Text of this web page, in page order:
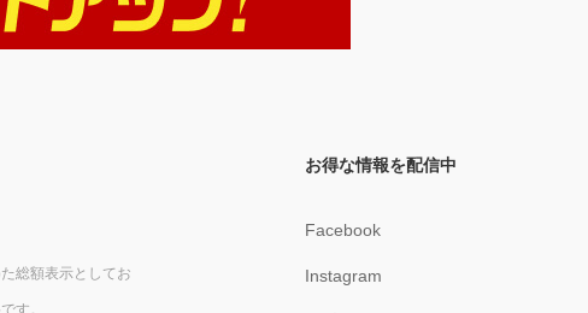
総額表示としてお
す。
お得な情報を配信中
Facebook
Instagram